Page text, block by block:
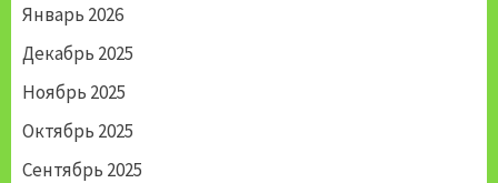
Январь 2026
Декабрь 2025
Ноябрь 2025
Октябрь 2025
Сентябрь 2025